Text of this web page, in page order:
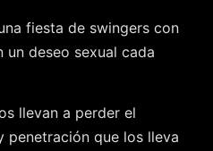
fiesta de swingers con
deseo sexual cada
llevan a perder el
penetración que los lleva